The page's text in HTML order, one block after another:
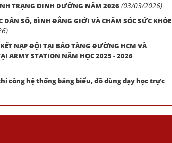
TRẠNG DINH DƯỠNG NĂM 2026 (03/03/2026)
DÂN SỐ, BÌNH ĐẲNG GIỚI VÀ CHĂM SÓC SỨC KHỎE
NẠP ĐỘI TẠI BẢO TÀNG ĐƯỜNG HCM VÀ
ARMY STATION NĂM HỌC 2025 - 2026
công hệ thống bảng biểu, đồ dùng dạy học trực